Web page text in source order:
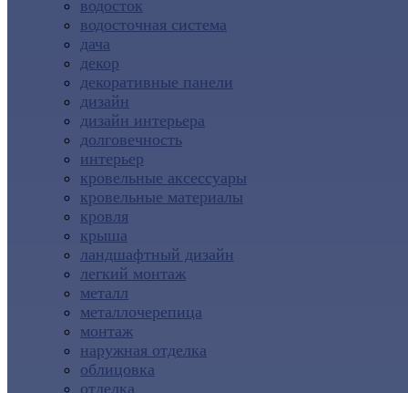
водосток
водосточная система
дача
декор
декоративные панели
дизайн
дизайн интерьера
долговечность
интерьер
кровельные аксессуары
кровельные материалы
кровля
крыша
ландшафтный дизайн
легкий монтаж
металл
металлочерепица
монтаж
наружная отделка
облицовка
отделка